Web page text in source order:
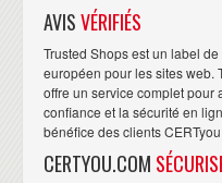
AVISVÉRIFIÉS
Trusted Shops est un label
européen pour les sites web.
offre un service complet pour
confiance et la sécurité en
bénéfice des clients CERTyou.
CERTYOU.COM